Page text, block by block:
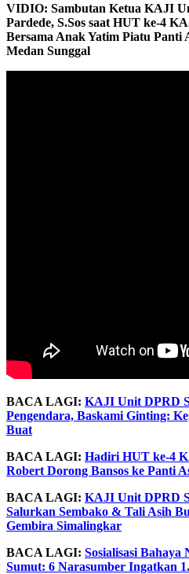
VIDIO: Sambutan Ketua KAJI
Pardede, S.Sos saat HUT ke-4
Bersama Anak Yatim Piatu Panti
Medan Sunggal
BACA LAGI: KAJI Unit DPRD
Pengendara, Baskami Ginting:
Buat
BACA LAGI: Hadiri HUT ke-4
Robert Dorong Bansos ke Panti
BACA LAGI: KAJI Unit DPRD
Salurkan Sembako & Tali Asih
Gembira Simalingkar
BACA LAGI: Sosialisasi
Sumut: 6 Narasumber Ingatkan